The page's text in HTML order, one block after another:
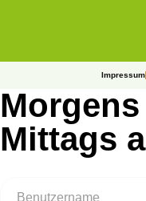
Impressum
Mittags